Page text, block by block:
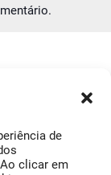
de
clicar em
Bairrada